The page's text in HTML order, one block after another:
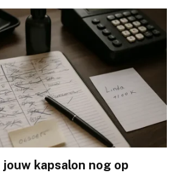
kapsalon nog op